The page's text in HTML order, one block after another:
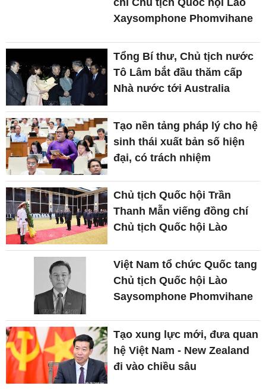
chí Chủ tịch Quốc hội Lào
Xaysomphone Phomvihane
Tổng Bí thư, Chủ tịch nước
Tô Lâm bắt đầu thăm cấp
Nhà nước tới Australia
Tạo nền tảng pháp lý cho hệ
sinh thái xuất bản số hiện
đại, có trách nhiệm
Chủ tịch Quốc hội Trần
Thanh Mẫn viếng đồng chí
Chủ tịch Quốc hội Lào
Việt Nam tổ chức Quốc tang
Chủ tịch Quốc hội Lào
Saysomphone Phomvihane
Tạo xung lực mới, đưa quan
hệ Việt Nam - New Zealand
đi vào chiều sâu